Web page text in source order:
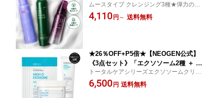
ジング3種」 敏感肌 美容 ツヤ 老廃物 肌
のキメ 化粧 毛穴 弾力 角質 皮脂 フェイ
ムースタイプ クレンジング3種★弾力のあ
るバブルピーリングムースで、角質をきれ
いにしすべすべの肌へ
4,110円 ～ 送料無料
★26％OFF+P5倍★【NEOGEN公式】
《3点セット》「エクソソーム2種 ＋ BH
Aパッド」保湿 肌バリア 肌鎮静 クリー
ム 低刺激 乾燥肌 肌荒れ 肌トラブル 敏
トータルケアシリーズエクソソームクリー
ム＆シートマスク＋BHAイレイザーパッド
セット
6,500円 送料無料